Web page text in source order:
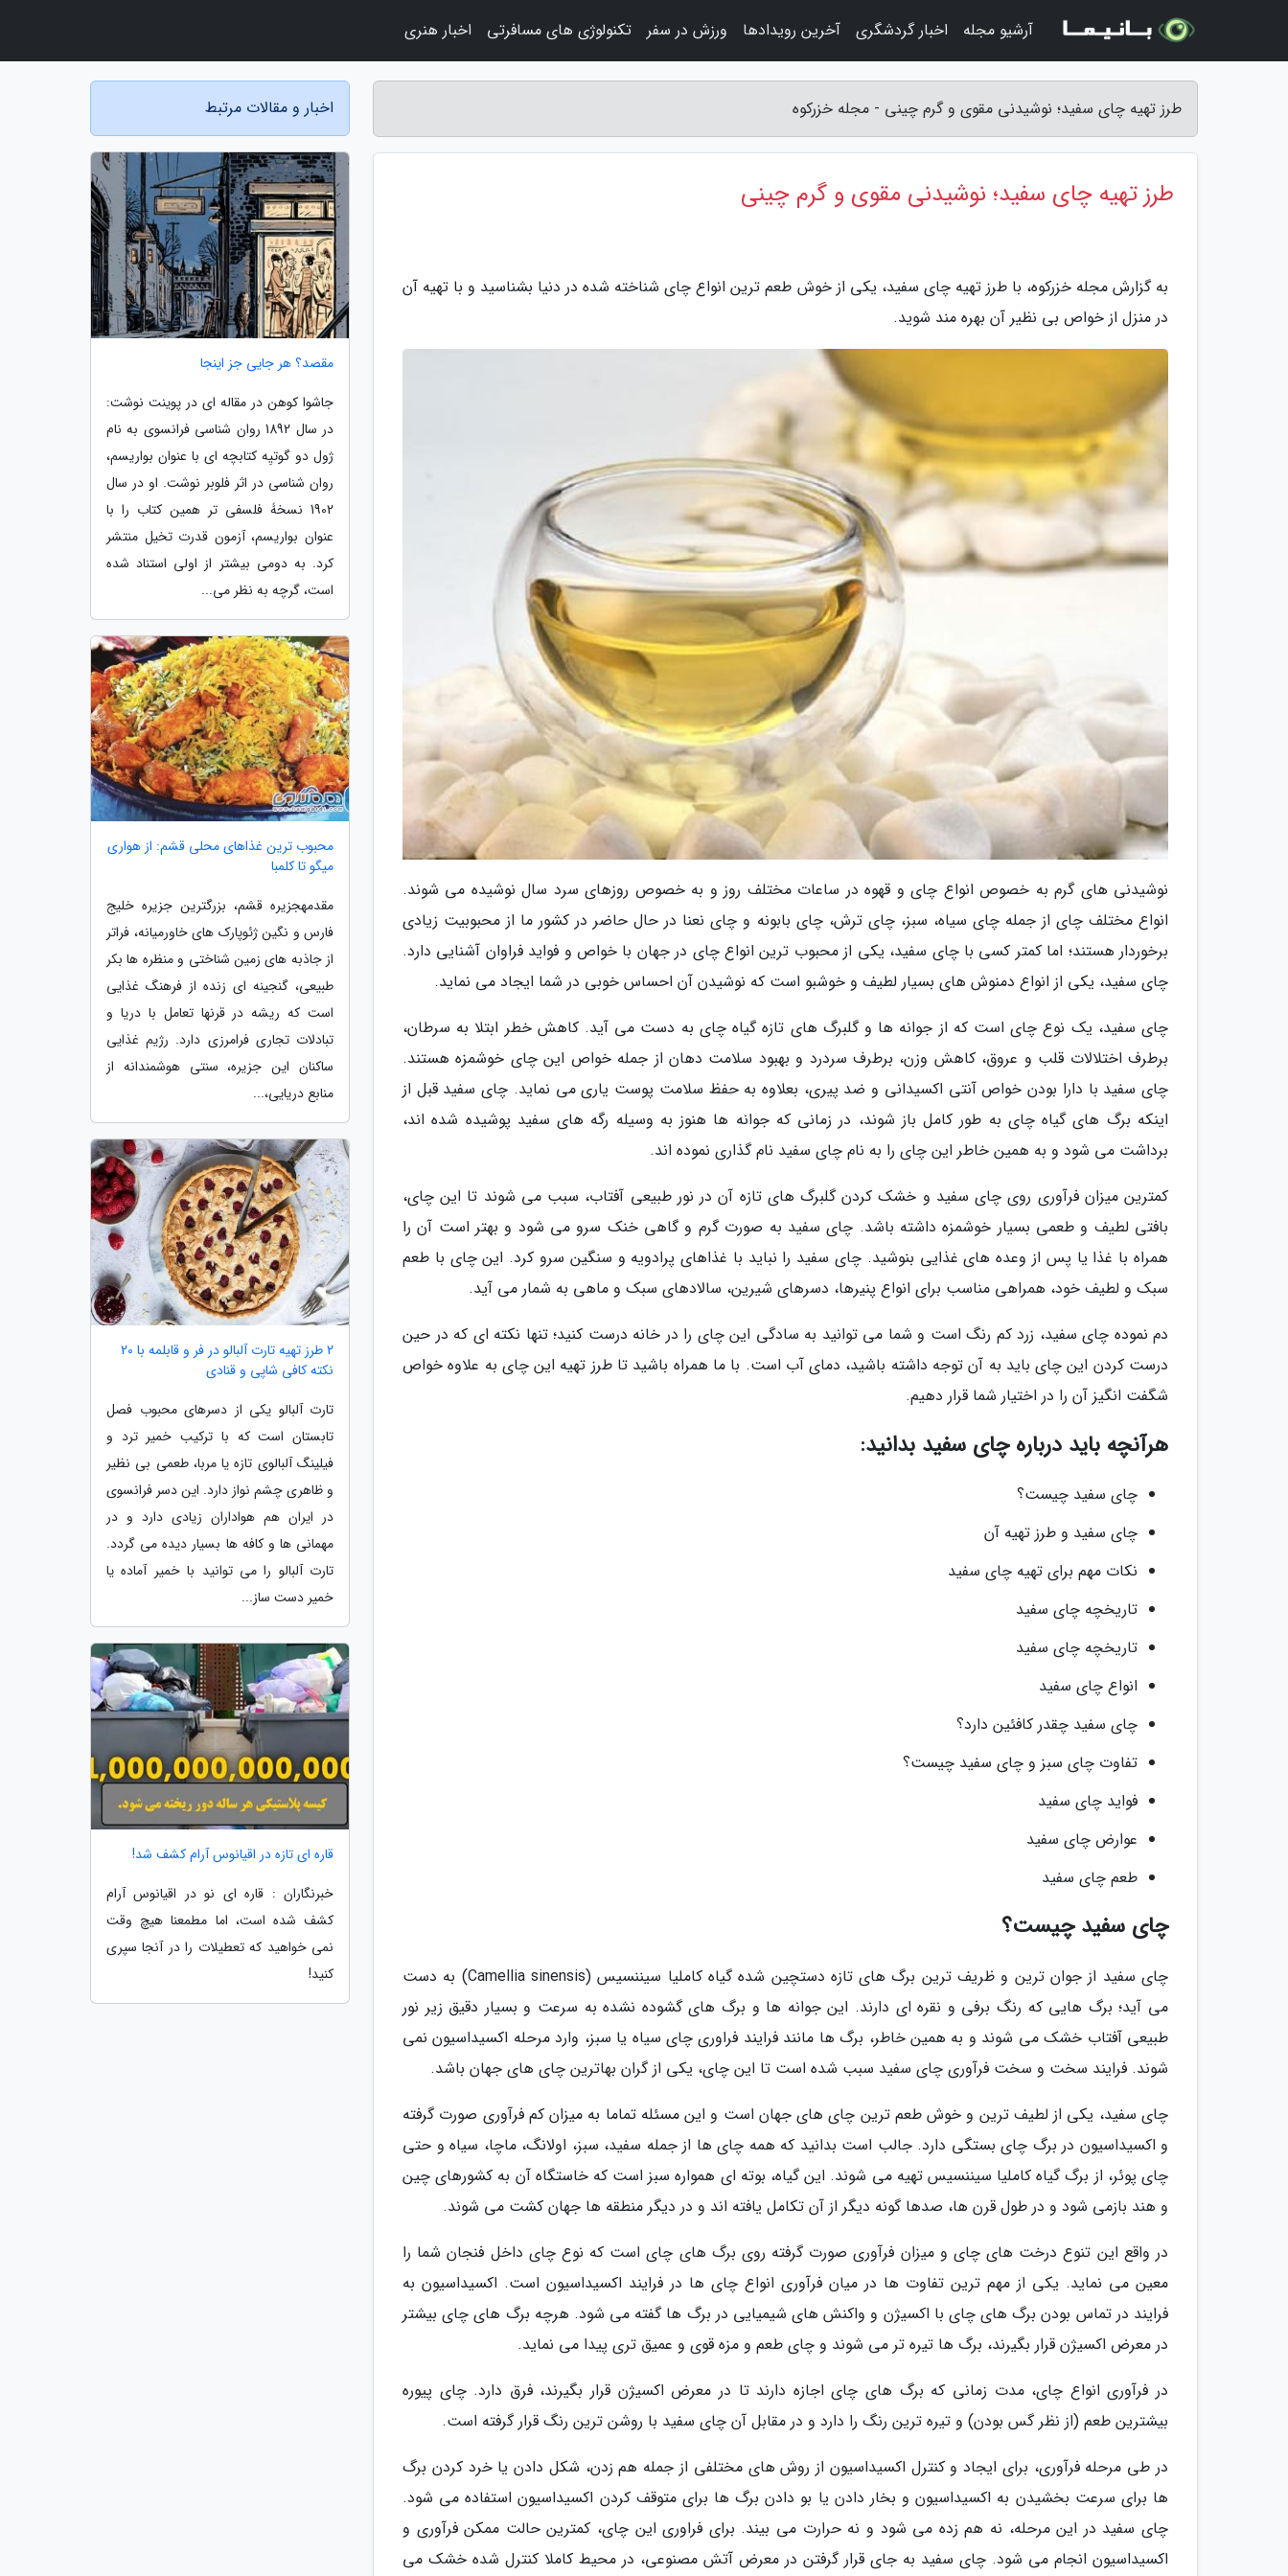
طرز تهیه چای سفید؛ نوشیدنی مقوی و گرم چینی - مجله خزرکوه
طرز تهیه چای سفید؛ نوشیدنی مقوی و گرم چینی
به گزارش مجله خزرکوه، با طرز تهیه چای سفید، یکی از خوش طعم ترین انواع چای شناخته شده در دنیا بشناسید و با تهیه آن
در منزل از خواص بی نظیر آن بهره مند شوید.
نوشیدنی های گرم به خصوص انواع چای و قهوه در ساعات مختلف روز و به خصوص روزهای سرد سال نوشیده می شوند.
انواع مختلف چای از جمله چای سیاه، سبز، چای ترش، چای بابونه و چای نعنا در حال حاضر در کشور ما از محبوبیت زیادی
برخوردار هستند؛ اما کمتر کسی با چای سفید، یکی از محبوب ترین انواع چای در جهان با خواص و فواید فراوان آشنایی دارد.
چای سفید، یکی از انواع دمنوش های بسیار لطیف و خوشبو است که نوشیدن آن احساس خوبی در شما ایجاد می نماید.
چای سفید، یک نوع چای است که از جوانه ها و گلبرگ های تازه گیاه چای به دست می آید. کاهش خطر ابتلا به سرطان،
برطرف اختلالات قلب و عروق، کاهش وزن، برطرف سردرد و بهبود سلامت دهان از جمله خواص این چای خوشمزه هستند.
چای سفید با دارا بودن خواص آنتی اکسیدانی و ضد پیری، بعلاوه به حفظ سلامت پوست یاری می نماید. چای سفید قبل از
اینکه برگ های گیاه چای به طور کامل باز شوند، در زمانی که جوانه ها هنوز به وسیله رگه های سفید پوشیده شده اند،
برداشت می شود و به همین خاطر این چای را به نام چای سفید نام گذاری نموده اند.
کمترین میزان فرآوری روی چای سفید و خشک کردن گلبرگ های تازه آن در نور طبیعی آفتاب، سبب می شوند تا این چای،
بافتی لطیف و طعمی بسیار خوشمزه داشته باشد. چای سفید به صورت گرم و گاهی خنک سرو می شود و بهتر است آن را
همراه با غذا یا پس از وعده های غذایی بنوشید. چای سفید را نباید با غذاهای پرادویه و سنگین سرو کرد. این چای با طعم
سبک و لطیف خود، همراهی مناسب برای انواع پنیرها، دسرهای شیرین، سالادهای سبک و ماهی به شمار می آید.
دم نموده چای سفید، زرد کم رنگ است و شما می توانید به سادگی این چای را در خانه درست کنید؛ تنها نکته ای که در حین
درست کردن این چای باید به آن توجه داشته باشید، دمای آب است. با ما همراه باشید تا طرز تهیه این چای به علاوه خواص
شگفت انگیز آن را در اختیار شما قرار دهیم.
هرآنچه باید درباره چای سفید بدانید:
چای سفید چیست؟
چای سفید و طرز تهیه آن
نکات مهم برای تهیه چای سفید
تاریخچه چای سفید
تاریخچه چای سفید
انواع چای سفید
چای سفید چقدر کافئین دارد؟
تفاوت چای سبز و چای سفید چیست؟
فواید چای سفید
عوارض چای سفید
طعم چای سفید
چای سفید چیست؟
چای سفید از جوان ترین و ظریف ترین برگ های تازه دستچین شده گیاه کاملیا سیننسیس (Camellia sinensis) به دست
می آید؛ برگ هایی که رنگ برفی و نقره ای دارند. این جوانه ها و برگ های گشوده نشده به سرعت و بسیار دقیق زیر نور
طبیعی آفتاب خشک می شوند و به همین خاطر، برگ ها مانند فرایند فراوری چای سیاه یا سبز، وارد مرحله اکسیداسیون نمی
شوند. فرایند سخت و سخت فرآوری چای سفید سبب شده است تا این چای، یکی از گران بهاترین چای های جهان باشد.
چای سفید، یکی از لطیف ترین و خوش طعم ترین چای های جهان است و این مسئله تماما به میزان کم فرآوری صورت گرفته
و اکسیداسیون در برگ چای بستگی دارد. جالب است بدانید که همه چای ها از جمله سفید، سبز، اولانگ، ماچا، سیاه و حتی
چای پوئر، از برگ گیاه کاملیا سیننسیس تهیه می شوند. این گیاه، بوته ای همواره سبز است که خاستگاه آن به کشورهای چین
و هند بازمی شود و در طول قرن ها، صدها گونه دیگر از آن تکامل یافته اند و در دیگر منطقه ها جهان کشت می شوند.
در واقع این تنوع درخت های چای و میزان فرآوری صورت گرفته روی برگ های چای است که نوع چای داخل فنجان شما را
معین می نماید. یکی از مهم ترین تفاوت ها در میان فرآوری انواع چای ها در فرایند اکسیداسیون است. اکسیداسیون به
فرایند در تماس بودن برگ های چای با اکسیژن و واکنش های شیمیایی در برگ ها گفته می شود. هرچه برگ های چای بیشتر
در معرض اکسیژن قرار بگیرند، برگ ها تیره تر می شوند و چای طعم و مزه قوی و عمیق تری پیدا می نماید.
در فرآوری انواع چای، مدت زمانی که برگ های چای اجازه دارند تا در معرض اکسیژن قرار بگیرند، فرق دارد. چای پیوره
بیشترین طعم (از نظر گس بودن) و تیره ترین رنگ را دارد و در مقابل آن چای سفید با روشن ترین رنگ قرار گرفته است.
در طی مرحله فرآوری، برای ایجاد و کنترل اکسیداسیون از روش های مختلفی از جمله هم زدن، شکل دادن یا خرد کردن برگ
ها برای سرعت بخشیدن به اکسیداسیون و بخار دادن یا بو دادن برگ ها برای متوقف کردن اکسیداسیون استفاده می شود.
چای سفید در این مرحله، نه هم زده می شود و نه حرارت می بیند. برای فراوری این چای، کمترین حالت ممکن فرآوری و
اکسیداسیون انجام می شود. چای سفید به جای قرار گرفتن در معرض آتش مصنوعی، در محیط کاملا کنترل شده خشک می
اخبار و مقالات مرتبط
مقصد؟ هر جایی جز اینجا
جاشوا کوهن در مقاله ای در پوینت نوشت:
در سال 1892 روان شناسی فرانسوی به نام
ژول دو گوتیِه کتابچه ای با عنوان بواریسم،
روان شناسی در اثر فلوبر نوشت. او در سال
1902 نسخۀ فلسفی تر همین کتاب را با
عنوان بواریسم، آزمون قدرت تخیل منتشر
کرد. به دومی بیشتر از اولی استناد شده
است، گرچه به نظر می...
محبوب ترین غذاهای محلی قشم: از هواری
میگو تا کلمبا
مقدمهجزیره قشم، بزرگترین جزیره خلیج
فارس و نگین ژئوپارک های خاورمیانه، فراتر
از جاذبه های زمین شناختی و منظره ها بکر
طبیعی، گنجینه ای زنده از فرهنگ غذایی
است که ریشه در قرنها تعامل با دریا و
تبادلات تجاری فرامرزی دارد. رژیم غذایی
ساکنان این جزیره، سنتی هوشمندانه از
منابع دریایی،...
2 طرز تهیه تارت آلبالو در فر و قابلمه با 20
نکته کافی شاپی و قنادی
تارت آلبالو یکی از دسرهای محبوب فصل
تابستان است که با ترکیب خمیر ترد و
فیلینگ آلبالوی تازه یا مربا، طعمی بی نظیر
و ظاهری چشم نواز دارد. این دسر فرانسوی
در ایران هم هواداران زیادی دارد و در
مهمانی ها و کافه ها بسیار دیده می گردد.
تارت آلبالو را می توانید با خمیر آماده یا
خمیر دست ساز...
قاره ای تازه در اقیانوس آرام کشف شد!
خبرنگاران : قاره ای نو در اقیانوس آرام
کشف شده است، اما مطمعنا هیچ وقت
نمی خواهید که تعطیلات را در آنجا سپری
کنید!
آرشیو مجله اخبار گردشگری آخرین رویدادها ورزش در سفر تکنولوژی های مسافرتی اخبار هنری